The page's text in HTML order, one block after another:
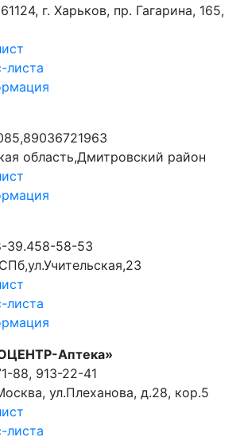
г. Харьков, пр. Гагарина, 165,
листа
область,Дмитровский район
39.458-58-53
листа
Aптека»
88, 913-22-41
ул.Плеханова, д.28, кор.5
листа